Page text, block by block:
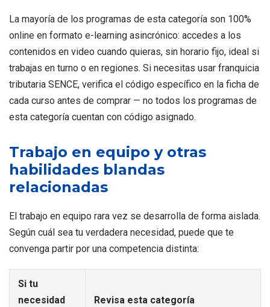
La mayoría de los programas de esta categoría son 100%
online en formato e-learning asincrónico: accedes a los
contenidos en video cuando quieras, sin horario fijo, ideal si
trabajas en turno o en regiones. Si necesitas usar franquicia
tributaria SENCE, verifica el código específico en la ficha de
cada curso antes de comprar — no todos los programas de
esta categoría cuentan con código asignado.
Trabajo en equipo y otras
habilidades blandas
relacionadas
El trabajo en equipo rara vez se desarrolla de forma aislada.
Según cuál sea tu verdadera necesidad, puede que te
convenga partir por una competencia distinta:
Si tu
necesidad
Revisa esta categoría